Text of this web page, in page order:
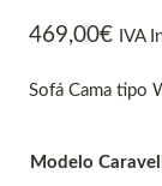
469,00€ IVA
Sofá Cama tipo
Modelo